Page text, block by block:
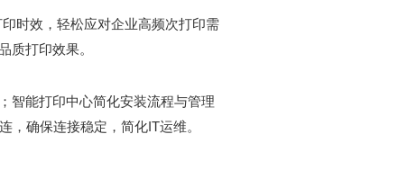
时效，轻松应对企业高频次打印需
质打印效果。
智能打印中心简化安装流程与管理
，确保连接稳定，简化IT运维。